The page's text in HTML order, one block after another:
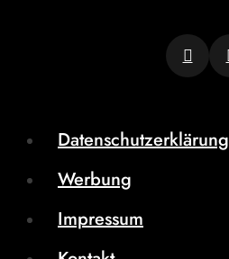
Datenschutzerklärung
Werbung
Impressum